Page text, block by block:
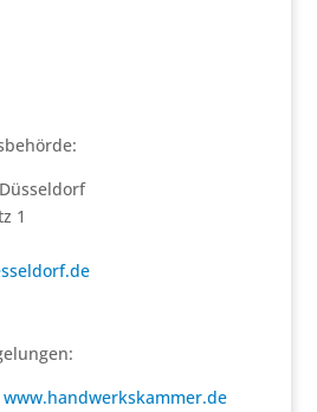
1
www.handwerkskammer.de